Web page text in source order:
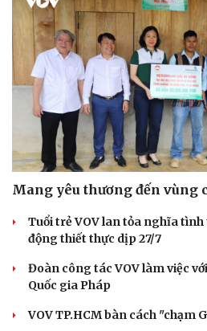
Mang yêu thương đến vùng
Tuổi trẻ VOV lan tỏa nghĩa
động thiết thực dịp 27/7
Đoàn công tác VOV làm việc
Quốc gia Pháp
VOV TP.HCM bàn cách "chạm